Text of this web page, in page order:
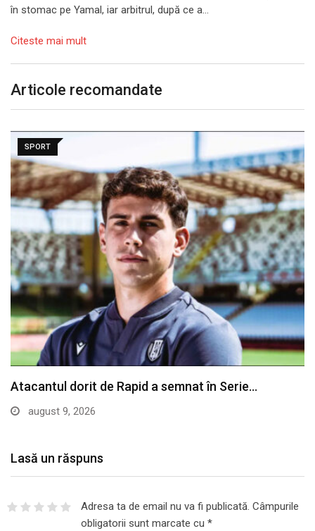
în stomac pe Yamal, iar arbitrul, după ce a…
Citeste mai mult
Articole recomandate
SPORT
MERCATO în Europa. Toate transferurile verii sunt
AICI!…
august 9, 2026
Lasă un răspuns
Adresa ta de email nu va fi publicată. Câmpurile
obligatorii sunt marcate cu *